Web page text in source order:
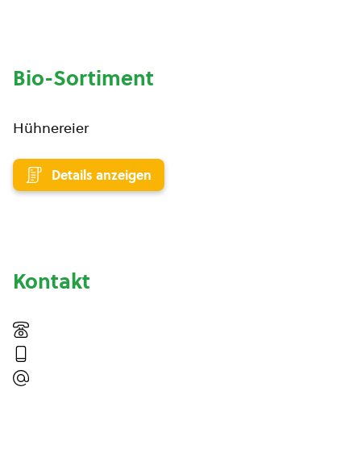
Bio-Sortiment
Hühnereier
Details anzeigen
Kontakt